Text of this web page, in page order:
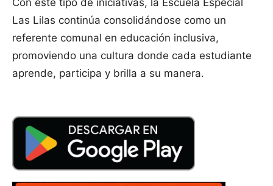
Con este tipo de iniciativas, la Escuela Especial
Las Lilas continúa consolidándose como un
referente comunal en educación inclusiva,
promoviendo una cultura donde cada estudiante
aprende, participa y brilla a su manera.